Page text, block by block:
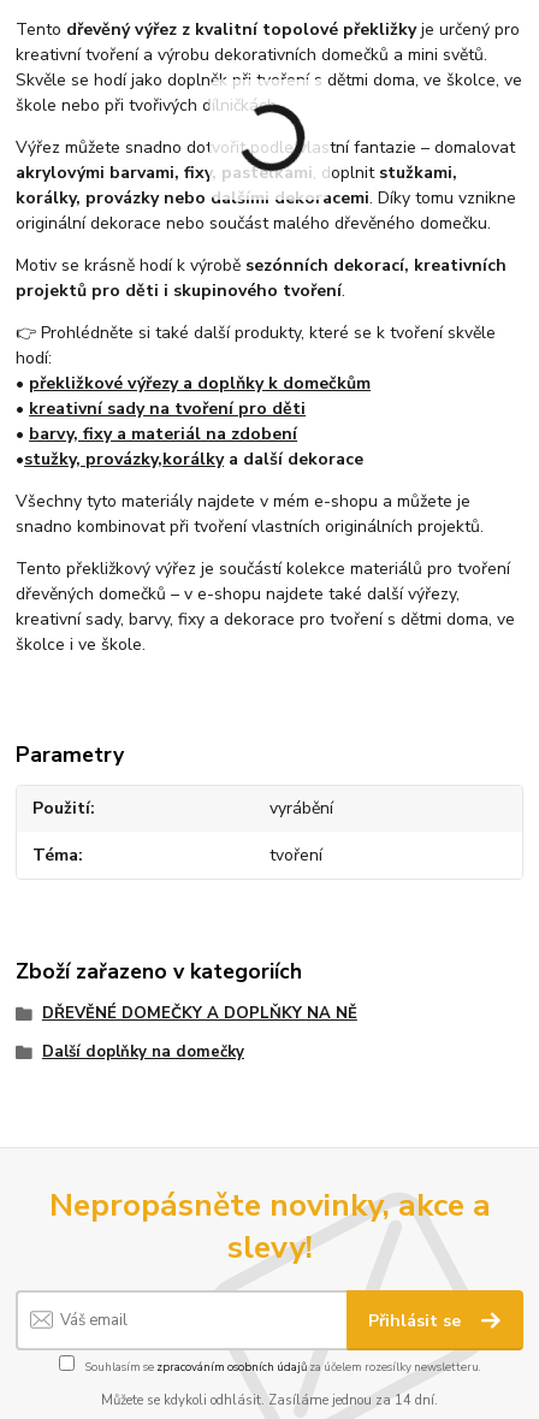
Tento dřevěný výřez z kvalitní topolové překližkyje určený pro
kreativní tvoření a výrobu dekorativních domečků a mini světů.
Skvěle se hodí jako doplněk při tvoření s dětmi doma, ve školce, ve
škole nebo při tvořivých dílničkách.
Výřez můžete snadno dotvořit podle vlastní fantazie – domalovat
akrylovými barvami, fixy, pastelkami, doplnit stužkami,
korálky, provázky nebo dalšími dekoracemi. Díky tomu vznikne
originální dekorace nebo součást malého dřevěného domečku.
Motiv se krásně hodí k výrobě sezónních dekorací, kreativních
projektů pro děti i skupinového tvoření.
👉 Prohlédněte si také další produkty, které se k tvoření skvěle
hodí:
• překližkové výřezy a doplňky k domečkům
• kreativní sady na tvoření pro děti
• barvy, fixy a materiál na zdobení
•stužky, provázky,korálkya další dekorace
Všechny tyto materiály najdete v mém e-shopu a můžete je
snadno kombinovat při tvoření vlastních originálních projektů.
Tento překližkový výřez je součástí kolekce materiálů pro tvoření
dřevěných domečků – v e-shopu najdete také další výřezy,
kreativní sady, barvy, fixy a dekorace pro tvoření s dětmi doma, ve
školce i ve škole.
Parametry
Použití vyrábění
Téma tvoření
Zboží zařazeno v kategoriích
DŘEVĚNÉ DOMEČKY A DOPLŇKY NA NĚ
Další doplňky na domečky
Nepropásněte novinky, akce a
slevy!
Přihlásit se
Souhlasím se zpracováním osobních údajůza účelem rozesílky newsletteru.
Můžete se kdykoli odhlásit. Zasíláme jednou za 14 dní.